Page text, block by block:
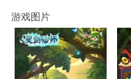
游戏图片